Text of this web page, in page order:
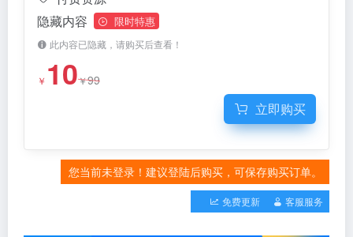
隐藏内容
限时特惠
此内容已隐藏，请购买后查看！
￥ 10￥99
立即购买
您当前未登录！建议登陆后购买，可保存购买订单。
免费更新 客服服务